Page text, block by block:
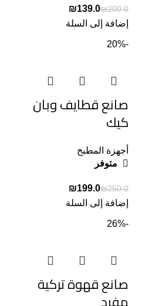
₪200.0
₪139.0
إضافة إلى السلة
-20%
صانع قطايف وبان
كيك
أجهزة المطبخ
متوفر
₪250.0
₪199.0
إضافة إلى السلة
-26%
صانع قهوة تركية